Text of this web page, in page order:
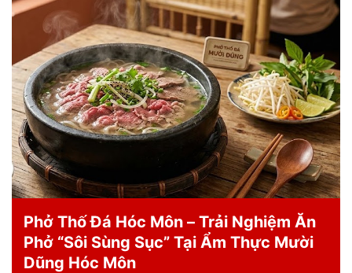
Phở Thố Đá Hóc Môn – Trải Nghiệm Ăn
Phở “Sôi Sùng Sục” Tại Ẩm Thực Mười
Dũng Hóc Môn